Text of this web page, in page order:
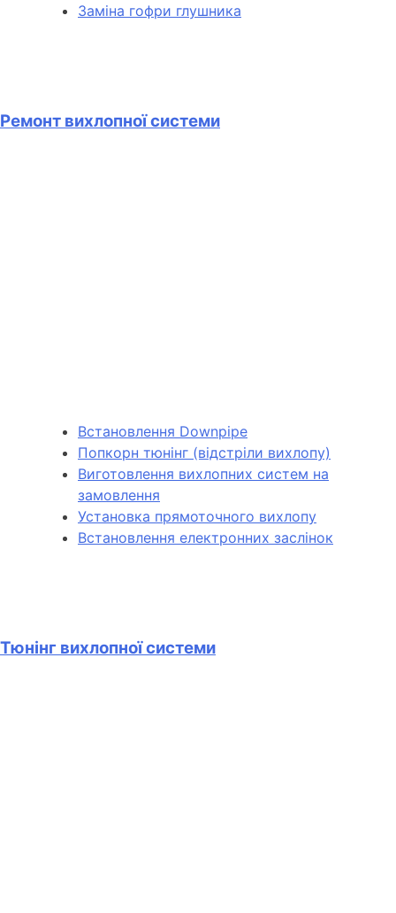
Заміна гофри глушника
Ремонт вихлопної системи
Встановлення Downpipe
Попкорн тюнінг (відстріли вихлопу)
Виготовлення вихлопних систем на
замовлення
Установка прямоточного вихлопу
Встановлення електронних заслінок
Тюнінг вихлопної системи